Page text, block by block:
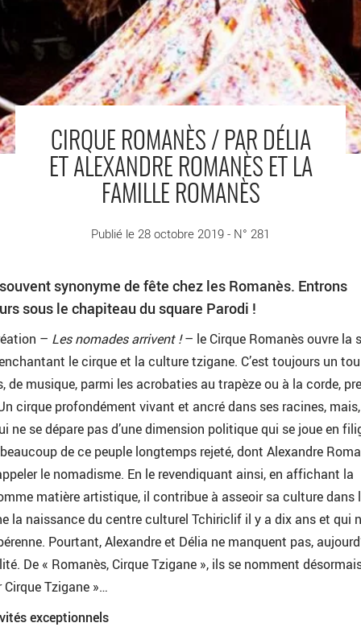
CIRQUE ROMANÈS / PAR DÉLIA
ET ALEXANDRE ROMANÈS ET LA
FAMILLE ROMANÈS
Publié le 28 octobre 2019 - N° 281
synonyme de fête chez les Romanès. Entrons
sous le chapiteau du square Parodi !
– Les nomades arrivent !– le Cirque Romanès ouvre la
le cirque et la culture tzigane. C’est toujours un
de musique, parmi les acrobaties au trapèze ou à la corde,
cirque profondément vivant et ancré dans ses racines,
ne se dépare pas d’une dimension politique qui se joue en
de ce peuple longtemps rejeté, dont Alexandre
le nomadisme. En le revendiquant ainsi, en affichant la
matière artistique, il contribue à asseoir sa culture dans
la naissance du centre culturel Tchiriclif il y a dix ans et qui
Pourtant, Alexandre et Délia ne manquent pas,
De « Romanès, Cirque Tzigane », ils se nomment
Tzigane »…
exceptionnels